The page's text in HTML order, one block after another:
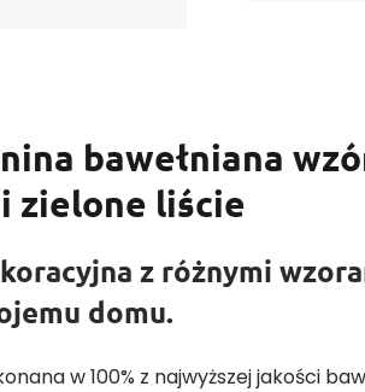
bawełniana
zielone liście
z różnymi
domu.
w 100% z najwyższej jakości